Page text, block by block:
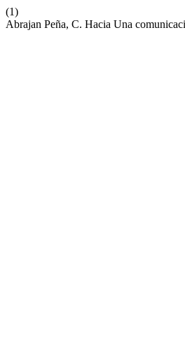
(1)
Abrajan Peña, C. Hacia Una